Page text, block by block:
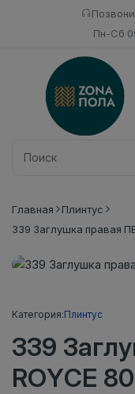
Пн-Сб
Главная
Плинтус
339 Заглушка правая
Категория:Плинтус
339
ROYCE